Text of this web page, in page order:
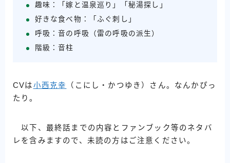
趣味：「嫁と温泉巡り」「秘湯探し」
好きな食べ物：「ふぐ刺し」
呼吸：音の呼吸（雷の呼吸の派生）
階級：音柱
CVは小西克幸
（こにし・かつゆき）さん。なんかぴっ
たり。
以下、最終話までの内容とファンブック等のネタバ
レを含みますので、未読の方はご注意ください。